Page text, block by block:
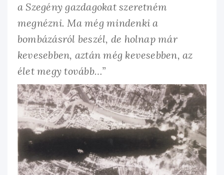
a Szegény gazdagokat szeretném
megnézni. Ma még mindenki a
bombázásról beszél, de holnap már
kevesebben, aztán még kevesebben, az
élet megy tovább…”